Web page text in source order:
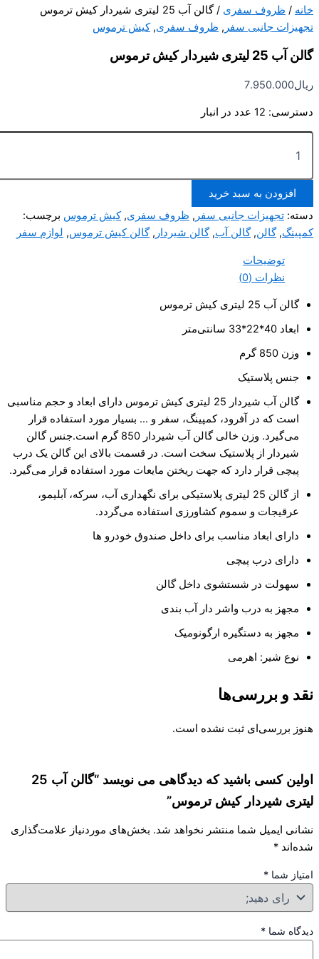
/ظروف سفری/ گالن آب 25 لیتری شیردار کیش ترموس
جانبی سفر ,ظروف سفری,کیش ترموس
شیردار کیش ترموس
7.950.000
12 عدد در انبار
افزودن به سبد خرید
تجهیزات جانبی سفر ,ظروف سفری,کیش ترموس برچسب:
,گالن,گالن آب, گالن شیردار, گالن کیش ترموس,لوازم سفر
توضیحات
نظرات (0)
گالن آب 25 لیتری کیش ترموس
ابعاد 40*22*33 سانتی‌متر
وزن 850 گرم
جنس پلاستیک
گالن آب شیردار 25 لیتری کیش ترموس دارای ابعاد و حجم مناسبی
است که در آفرود، کمپینگ، سفر و … بسیار مورد استفاده قرار
می‌گیرد. وزن خالی گالن آب شیردار 850 گرم است.جنس گالن
شیردار از پلاستیک سخت است. در قسمت بالای این گالن یک درب
پیچی قرار دارد که جهت ریختن مایعات مورد استفاده قرار می‌گیرد.
از گالن 25 لیتری پلاستیکی برای نگهداری آب، سرکه، آبلیمو،
عرقیجات و سموم کشاورزی استفاده می‌گردد.
دارای ابعاد مناسب برای داخل صندوق خودرو ها
دارای درب پیچی
سهولت در شستشوی داخل گالن
مجهز به درب واشر دار آب بندی
مجهز به دستگیره ارگونومیک
نوع شیر: اهرمی
و بررسی‌ها
بررسی‌ای ثبت نشده است.
اولین کسی باشید که دیدگاهی می نویسد “گالن آب 25
شیردار کیش ترموس”
ایمیل شما منتشر نخواهد شد. بخش‌های موردنیاز علامت‌گذاری
*
شما *
شما *